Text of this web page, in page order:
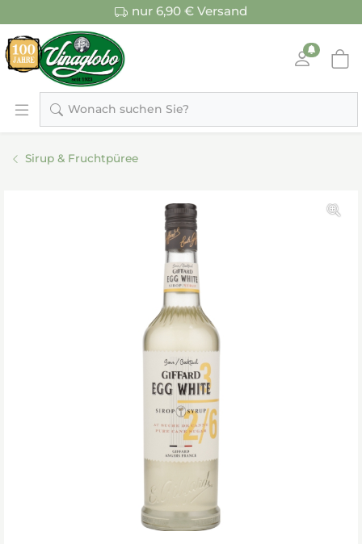
nur 6,90 € Versand
Wonach suchen Sie?
Sirup & Fruchtpüree